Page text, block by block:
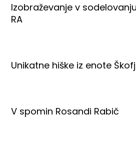
Izobraževanje v
RA
Unikatne hiške iz enote
V spomin Rosandi Rabič